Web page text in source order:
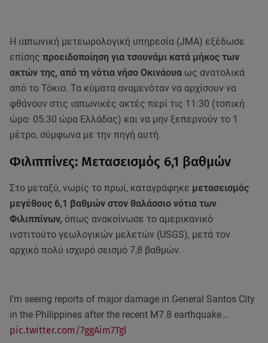
Η ιαπωνική μετεωρολογική υπηρεσία (JMA) εξέδωσε
επίσης προειδοποίηση για τσουνάμι κατά μήκος των
ακτών της, από τη νότια νήσο Οκινάουα ως ανατολικά
από το Τόκιο. Τα κύματα αναμενόταν να αρχίσουν να
φθάνουν στις ιαπωνικές ακτές περί τις 11:30 (τοπική
ώρα· 05:30 ώρα Ελλάδας) και να μην ξεπερνούν το 1
μέτρο, σύμφωνα με την πηγή αυτή.
Φιλιππίνες: Μετασεισμός 6,1 βαθμών
Στο μεταξύ, νωρίς το πρωί, καταγράφηκε μετασεισμός
μεγέθους 6,1 βαθμών στον θαλάσσιο νότια των
Φιλιππίνων, όπως ανακοίνωσε το αμερικανικό
ινστιτούτο γεωλογικών μελετών (USGS), μετά τον
αρχικό πολύ ισχυρό σεισμό 7,8 βαθμών.
I'm seeing reports of major damage in General Santos City
in the Philippines after the recent M7.8 earthquake...
pic.twitter.com/7ggAim7Tgl